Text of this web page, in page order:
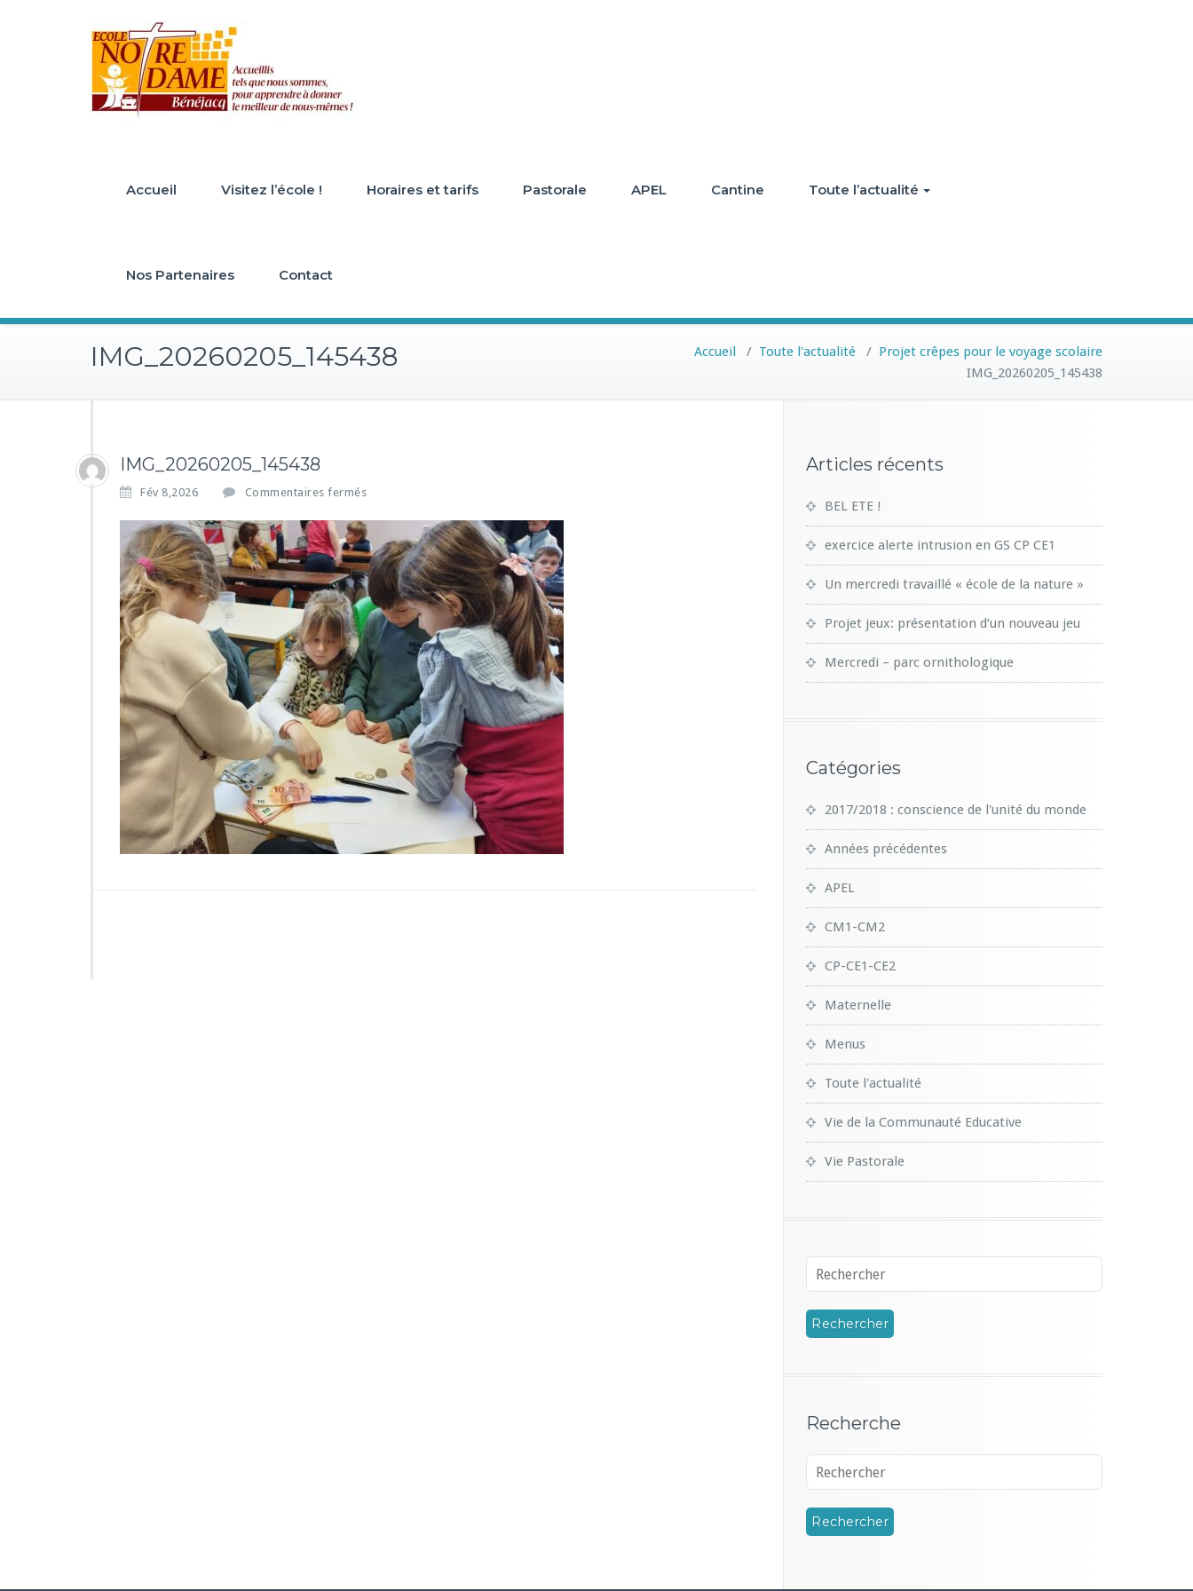
Accueil Visitez l’école ! Horaires et tarifs Pastorale APEL Cantine Toute l’actualité
Nos Partenaires Contact
IMG_20260205_145438 Accueil / Toute l'actualité / Projet crêpes pour le voyage scolaire
IMG_20260205_145438
IMG_20260205_145438
Fév 8,2026 Commentaires fermés
I
M
G
_
2
0
2
6
0
2
0
5
1
4
Articles récents
BEL ETE !
exercice alerte intrusion en GS CP CE1
Un mercredi travaillé « école de la nature »
Projet jeux: présentation d’un nouveau jeu
Mercredi – parc ornithologique
Catégories
2017/2018 : conscience de l'unité du monde
Années précédentes
APEL
CM1-CM2
CP-CE1-CE2
Maternelle
Menus
Toute l'actualité
Vie de la Communauté Educative
Vie Pastorale
Recherche